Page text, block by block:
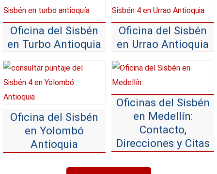
Oficina del Sisbén
en Turbo Antioquia
Oficina del Sisbén
en Urrao Antioquia
Oficina del Sisbén
en Yolombó
Antioquia
Oficinas del Sisbén
en Medellín:
Contacto,
Direcciones y Citas